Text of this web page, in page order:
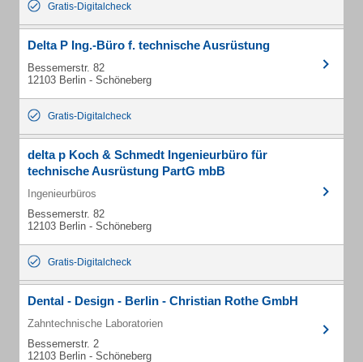
Gratis-Digitalcheck
Delta P Ing.-Büro f. technische Ausrüstung
Bessemerstr. 82
12103 Berlin - Schöneberg
Gratis-Digitalcheck
delta p Koch & Schmedt Ingenieurbüro für
technische Ausrüstung PartG mbB
Ingenieurbüros
Bessemerstr. 82
12103 Berlin - Schöneberg
Gratis-Digitalcheck
Dental - Design - Berlin - Christian Rothe GmbH
Zahntechnische Laboratorien
Bessemerstr. 2
12103 Berlin - Schöneberg